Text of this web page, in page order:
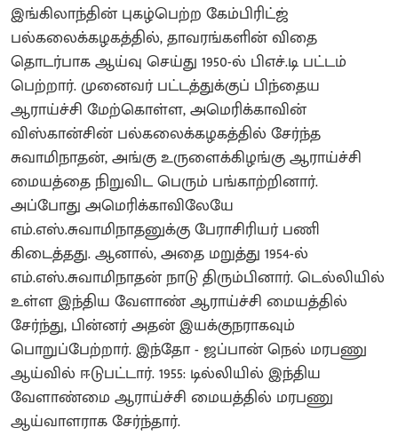
இங்கிலாந்தின் புகழ்பெற்ற கேம்பிரிட்ஜ்
பல்கலைக்கழகத்தில், தாவரங்களின் விதை
தொடர்பாக ஆய்வு செய்து 1950-ல் பிஎச்.டி பட்டம்
பெற்றார். முனைவர் பட்டத்துக்குப் பிந்தைய
ஆராய்ச்சி மேற்கொள்ள, அமெரிக்காவின்
விஸ்கான்சின் பல்கலைக்கழகத்தில் சேர்ந்த
சுவாமிநாதன், அங்கு உருளைக்கிழங்கு ஆராய்ச்சி
மையத்தை நிறுவிட பெரும் பங்காற்றினார்.
அப்போது அமெரிக்காவிலேயே
எம்.எஸ்.சுவாமிநாதனுக்கு பேராசிரியர் பணி
கிடைத்தது. ஆனால், அதை மறுத்து 1954-ல்
எம்.எஸ்.சுவாமிநாதன் நாடு திரும்பினார். டெல்லியில்
உள்ள இந்திய வேளாண் ஆராய்ச்சி மையத்தில்
சேர்ந்து, பின்னர் அதன் இயக்குநராகவும்
பொறுப்பேற்றார். இந்தோ - ஜப்பான் நெல் மரபணு
ஆய்வில் ஈடுபட்டார். 1955: டில்லியில் இந்திய
வேளாண்மை ஆராய்ச்சி மையத்தில் மரபணு
ஆய்வாளராக சேர்ந்தார்.